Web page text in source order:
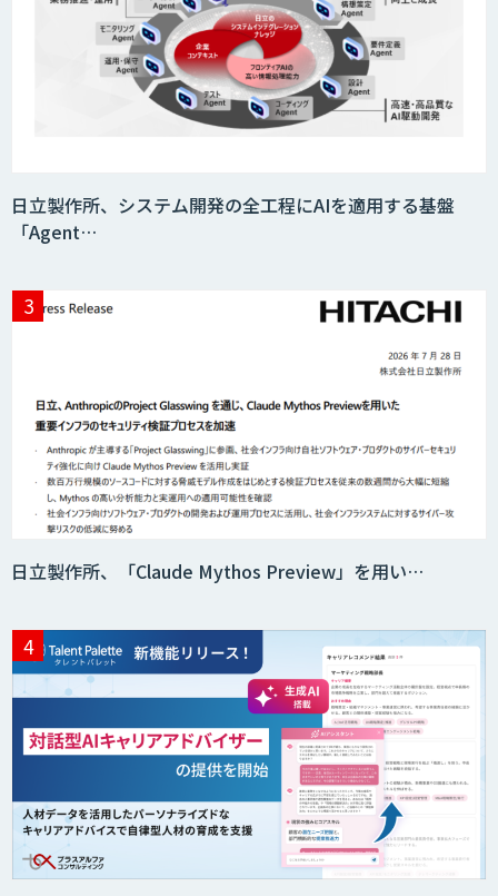
日立製作所、システム開発の全工程にAIを適用する基盤
「Agent…
日立製作所、「Claude Mythos Preview」を用い…